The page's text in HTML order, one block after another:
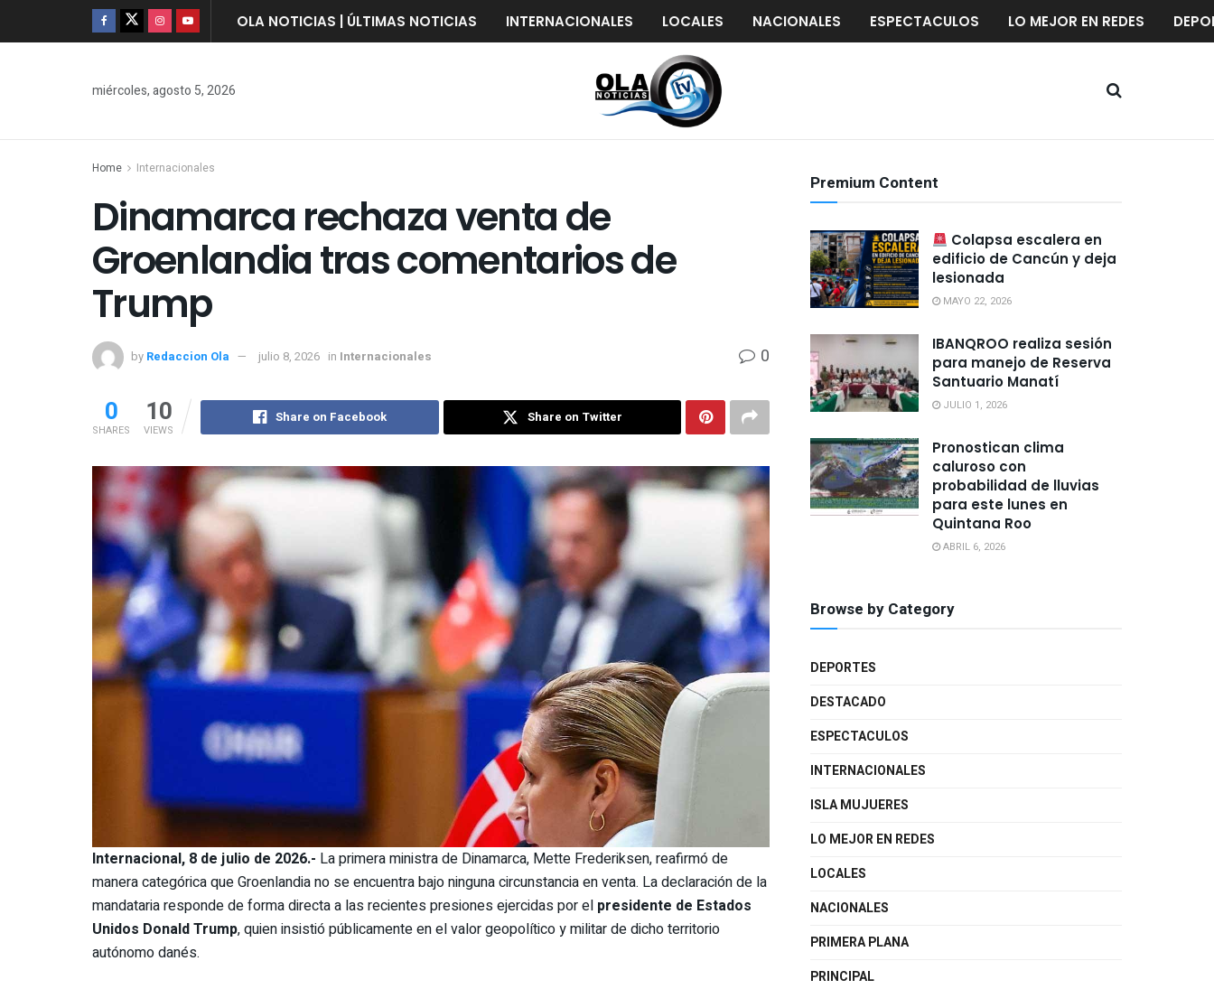
OLA NOTICIAS | ÚLTIMAS NOTICIAS INTERNACIONALES LOCALES NACIONALES ESPECTACULOS LO MEJOR EN REDES
miércoles, agosto 5, 2026
Home Internacionales
Dinamarca rechaza venta de
Groenlandia tras comentarios de
Trump
by Redaccion Ola julio 8, 2026 in Internacionales 0
0
SHARES
10
VIEWS
Share on Facebook Share on Twitter
Internacional, 8 de julio de 2026.- La primera ministra de Dinamarca, Mette Frederiksen, reafirmó de
manera categórica que Groenlandia no se encuentra bajo ninguna circunstancia en venta. La declaración de la
mandataria responde de forma directa a las recientes presiones ejercidas por el presidente de Estados
Unidos Donald Trump, quien insistió públicamente en el valor geopolítico y militar de dicho territorio
autónomo danés.
Premium Content
Colapsa escalera en
edificio de Cancún y deja
lesionada
MAYO 22, 2026
IBANQROO realiza sesión
para manejo de Reserva
Santuario Manatí
JULIO 1, 2026
Pronostican clima
caluroso con
probabilidad de lluvias
para este lunes en
Quintana Roo
ABRIL 6, 2026
Browse by Category
DEPORTES
DESTACADO
ESPECTACULOS
INTERNACIONALES
ISLA MUJUERES
LO MEJOR EN REDES
LOCALES
NACIONALES
PRIMERA PLANA
PRINCIPAL